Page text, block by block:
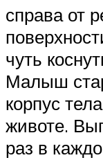
справа от
чуть
Малыш
корпус
животе.
раз в